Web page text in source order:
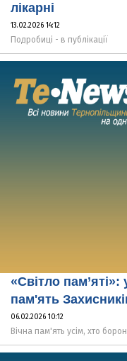
лікарні
13.02.2026 14:12
Подробиці - в публікації
«Світло
пам'ять
06.02.2026 10:12
Вічна пам'ять усім, хто